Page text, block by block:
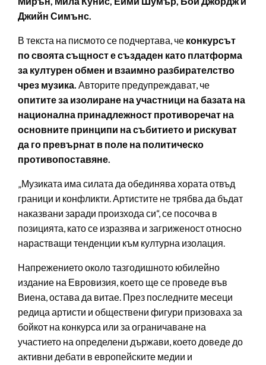
Джийн Симънс.
В текста на писмото се подчертава, че конкурсът
по своята същност е създаден като платформа
за културен обмен и взаимно разбирателство
чрез музика. Авторите предупреждават, че
опитите за изолиране на участници на базата на
национална принадлежност противоречат на
основните принципи на събитието и рискуват
да го превърнат в поле на политическо
противопоставяне.
„Музиката има силата да обединява хората отвъд
граници и конфликти. Артистите не трябва да бъдат
наказвани заради произхода си“, се посочва в
позицията, като се изразява и загриженост относно
нарастващи тенденции към културна изолация.
Напрежението около тазгодишното юбилейно
издание на Евровизия, което ще се проведе във
Виена, остава да витае. През последните месеци
редица артисти и обществени фигури призоваха за
бойкот на конкурса или за ограничаване на
участието на определени държави, което доведе до
активни дебати в европейските медии и